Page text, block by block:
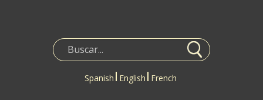
Spanish English French